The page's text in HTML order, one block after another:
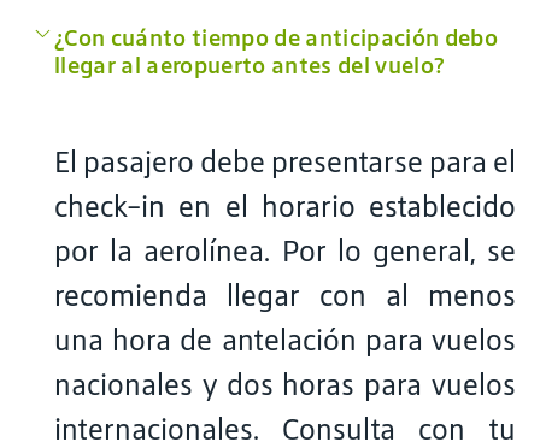
¿Con cuánto tiempo de anticipación debo
llegar al aeropuerto antes del vuelo?
El pasajero debe presentarse para el
check-in en el horario establecido
por la aerolínea. Por lo general, se
recomienda llegar con al menos
una hora de antelación para vuelos
nacionales y dos horas para vuelos
internacionales. Consulta con tu